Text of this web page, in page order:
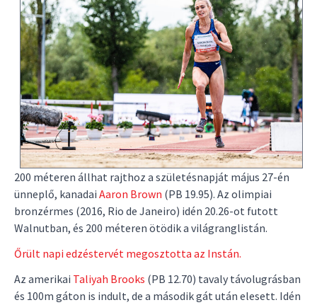
200 méteren állhat rajthoz a születésnapját május 27-én
ünneplő, kanadai Aaron Brown (PB 19.95). Az olimpiai
bronzérmes (2016, Rio de Janeiro) idén 20.26-ot futott
Walnutban, és 200 méteren ötödik a világranglistán.
Őrült napi edzéstervét megosztotta az Instán.
Az amerikai Taliyah Brooks (PB 12.70) tavaly távolugrásban
és 100m gáton is indult, de a második gát után elesett. Idén